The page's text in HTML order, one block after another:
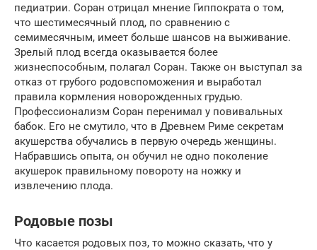
педиатрии. Соран отрицал мнение Гиппократа о том,
что шестимесячный плод, по сравнению с
семимесячным, имеет больше шансов на выживание.
Зрелый плод всегда оказывается более
жизнеспособным, полагал Соран. Также он выступал за
отказ от грубого родовспоможения и выработал
правила кормления новорожденных грудью.
Профессионализм Соран перенимал у повивальных
бабок. Его не смутило, что в Древнем Риме секретам
акушерства обучались в первую очередь женщины.
Набравшись опыта, он обучил не одно поколение
акушерок правильному повороту на ножку и
извлечению плода.
Родовые позы
Что касается родовых поз, то можно сказать, что у